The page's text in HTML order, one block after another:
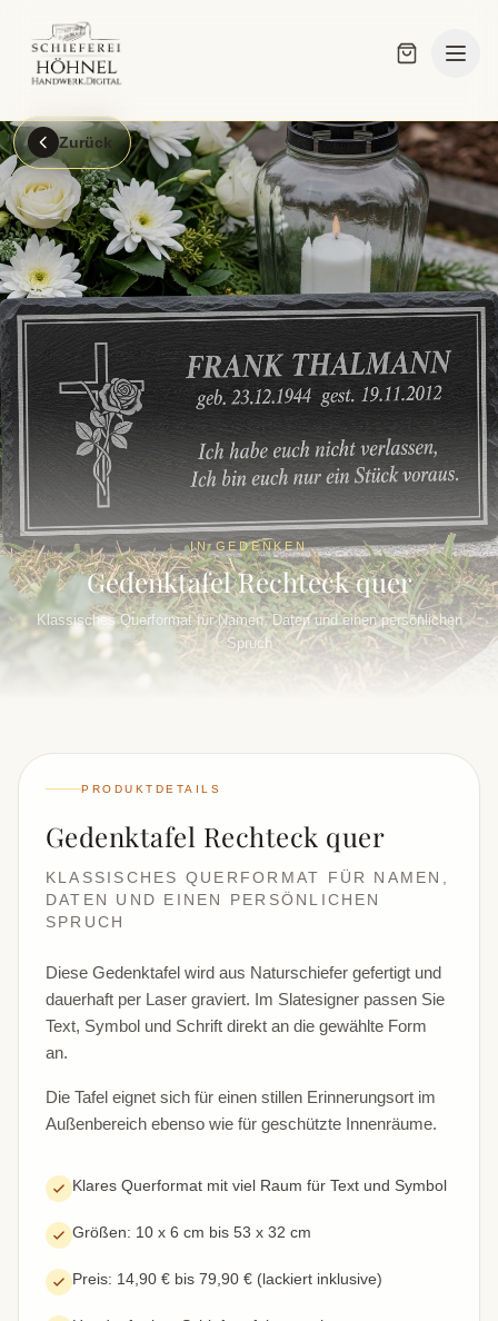
Zurück
IN GEDENKEN
Gedenktafel Rechteck quer
Klassisches Querformat für Namen, Daten und einen persönlichen
Spruch
PRODUKTDETAILS
Gedenktafel Rechteck quer
KLASSISCHES QUERFORMAT FÜR NAMEN,
DATEN UND EINEN PERSÖNLICHEN
SPRUCH
Diese Gedenktafel wird aus Naturschiefer gefertigt und
dauerhaft per Laser graviert. Im Slatesigner passen Sie
Text, Symbol und Schrift direkt an die gewählte Form
an.
Die Tafel eignet sich für einen stillen Erinnerungsort im
Außenbereich ebenso wie für geschützte Innenräume.
Klares Querformat mit viel Raum für Text und Symbol
Größen: 10 x 6 cm bis 53 x 32 cm
Preis: 14,90 € bis 79,90 € (lackiert inklusive)